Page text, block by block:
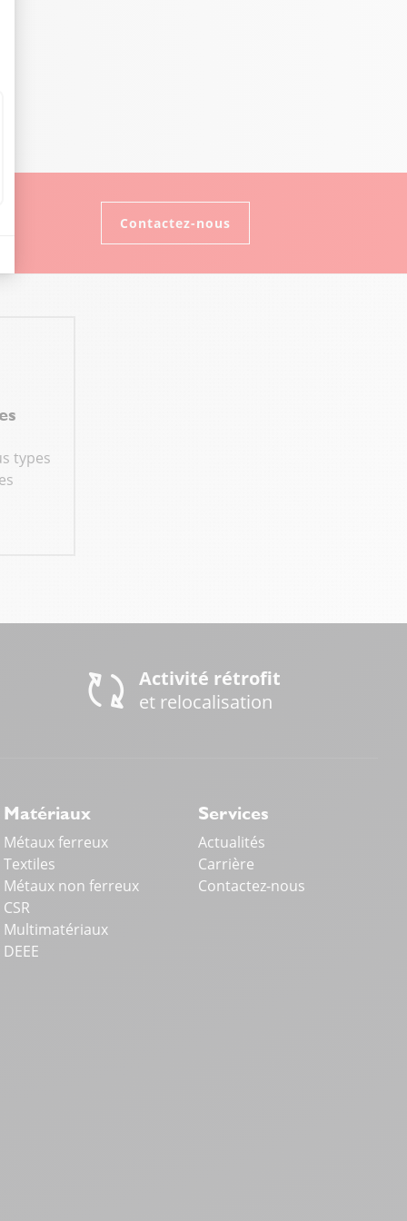
Contactez-nous
types
Activité rétrofit
et relocalisation
Matériaux
Métaux ferreux
Textiles
Métaux non ferreux
CSR
Multimatériaux
DEEE
Services
Actualités
Carrière
Contactez-nous